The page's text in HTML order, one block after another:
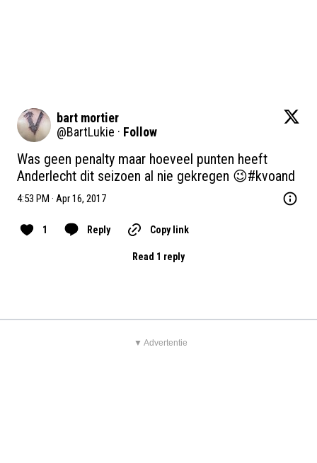
bart mortier
@BartLukie · Follow
Was geen penalty maar hoeveel punten heeft
Anderlecht dit seizoen al nie gekregen 😉#kvoand
4:53 PM · Apr 16, 2017
1 Reply Copy link
Read 1 reply
▼ Advertentie